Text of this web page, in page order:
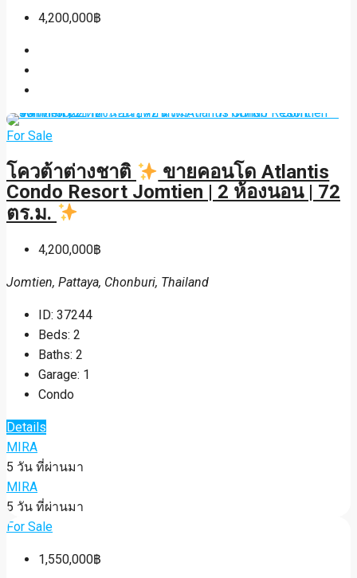
4,200,000฿
For Sale
โควต้าต่างชาติ
ขายคอนโด Atlantis
Condo Resort Jomtien | 2 ห้องนอน | 72
ตร.ม.
4,200,000฿
Jomtien, Pattaya, Chonburi, Thailand
ID: 37244
Beds: 2
Baths: 2
Garage: 1
Condo
Details
MIRA
5 วัน ที่ผ่านมา
MIRA
5 วัน ที่ผ่านมา
For Sale
1,550,000฿